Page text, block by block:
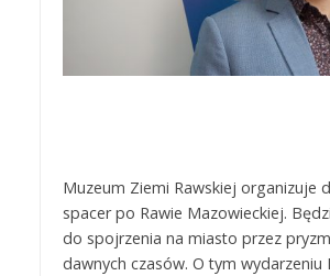
Muzeum Ziemi Rawskiej organizuje
spacer po Rawie Mazowieckiej.
do spojrzenia na miasto przez
dawnych czasów. O tym wydarzeniu